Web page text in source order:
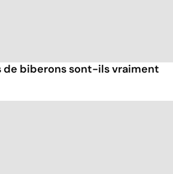
de biberons sont-ils vraiment